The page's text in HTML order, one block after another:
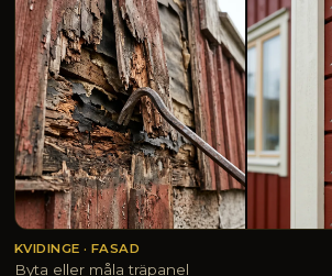
KVIDINGE · FASAD
Byta eller måla träpanel